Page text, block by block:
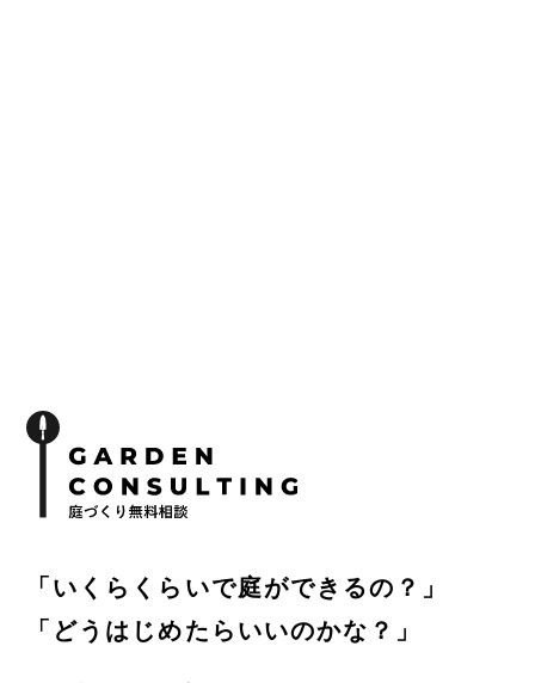
「いくらくらいで庭ができるの？」
「どうはじめたらいいのかな？」